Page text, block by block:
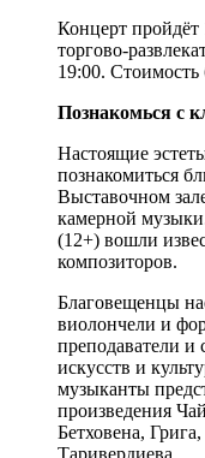
Концерт пройдёт
торгово-
19:00. Стоимость
Познакомься с
Настоящие
познакомиться
Выставочном
камерной
(12+) вошли
композиторов.
Благовещенцы
виолончели и
преподаватели и
искусств и
музыканты
произведения
Бетховена,
Таривердиева.